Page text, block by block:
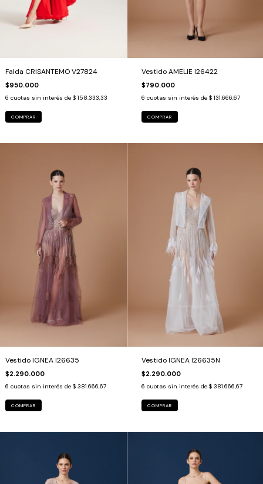
Falda CRISANTEMO V27824
$950.000
6 cuotas sin interés de $ 158.333,33
COMPRAR
Vestido AMELIE I26422
$790.000
6 cuotas sin interés de $ 131.666,67
COMPRAR
Vestido IGNEA I26635
$2.290.000
6 cuotas sin interés de $ 381.666,67
COMPRAR
Vestido IGNEA I26635N
$2.290.000
6 cuotas sin interés de $ 381.666,67
COMPRAR